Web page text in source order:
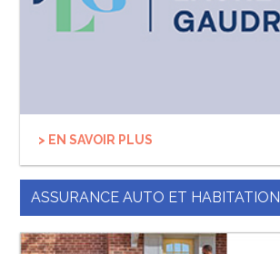
> EN SAVOIR PLUS
ASSURANCE AUTO ET HABITATION